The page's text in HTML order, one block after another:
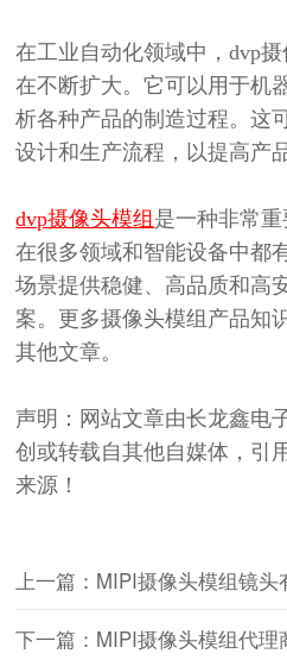
在工业自动化领域中，dvp摄
在不断扩大。它可以用于机
析各种产品的制造过程。这
设计和生产流程，以提高产
dvp摄像头模组是一种非常
在很多领域和智能设备中都
场景提供稳健、高品质和高
案。更多摄像头模组产品知
其他文章。
声明：网站文章由长龙鑫电
创或转载自其他自媒体，引
来源！
上一篇：MIPI摄像头模组镜
下一篇：MIPI摄像头模组代理